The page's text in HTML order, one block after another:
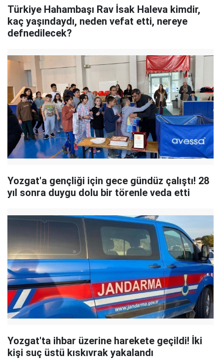
Türkiye Hahambaşı Rav İsak Haleva kimdir,
kaç yaşındaydı, neden vefat etti, nereye
defnedilecek?
Yozgat'a gençliği için gece gündüz çalıştı! 28
yıl sonra duygu dolu bir törenle veda etti
Yozgat'ta ihbar üzerine harekete geçildi! İki
kişi suç üstü kıskıvrak yakalandı